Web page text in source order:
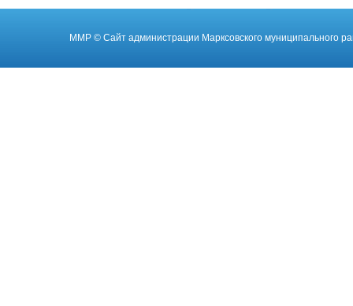
ММР © Cайт администрации Марксовского муниципального